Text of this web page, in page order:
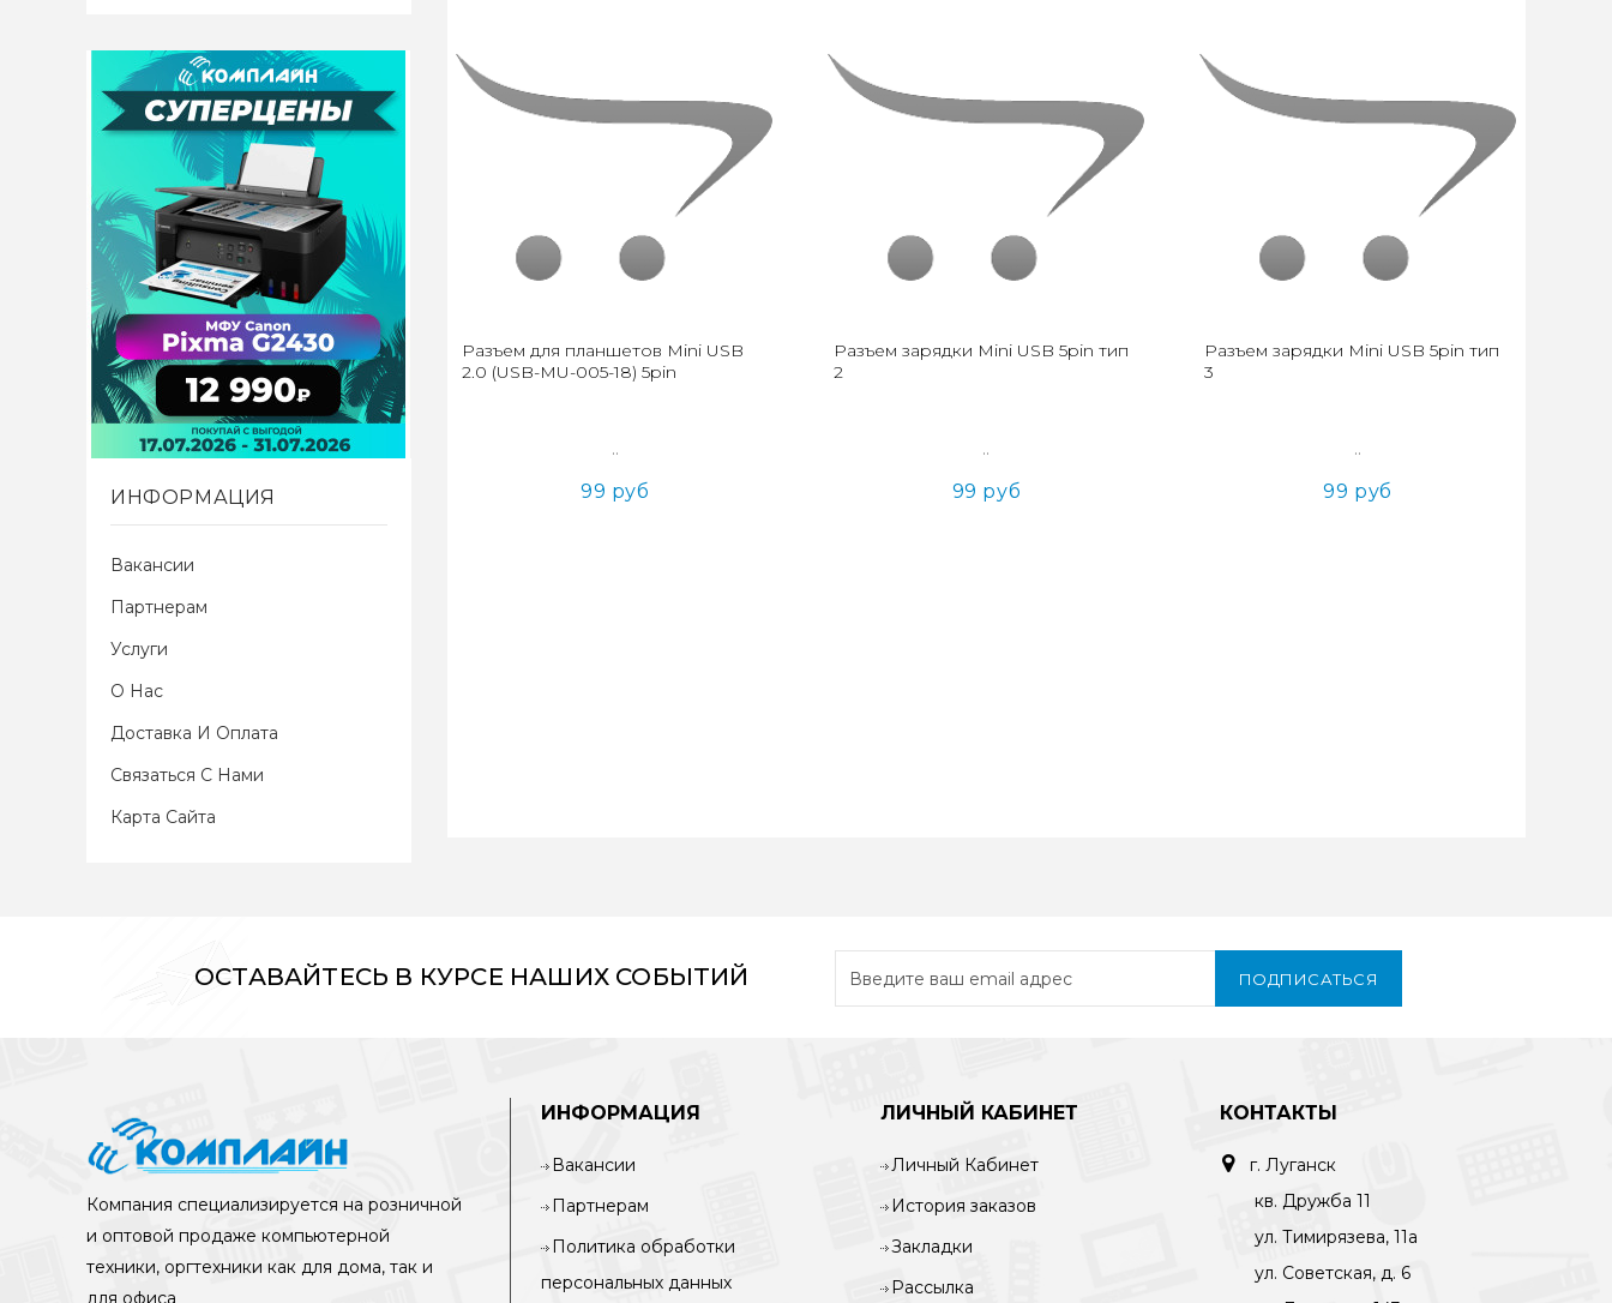
ИНФОРМАЦИЯ
Вакансии
Партнерам
Услуги
О Нас
Доставка И Оплата
Связаться С Нами
Карта Сайта
Разъем для планшетов Mini USB
2.0 (USB-MU-005-18) 5pin
..
99 руб
Разъем зарядки Mini USB 5pin тип
2
..
99 руб
Разъем зарядки Mini USB 5pin тип
3
..
99 руб
ОСТАВАЙТЕСЬ В КУРСЕ НАШИХ СОБЫТИЙ ПОДПИСАТЬСЯ
Компания специализируется на розничной
и оптовой продаже компьютерной
техники, оргтехники как для дома, так и
для офиса
ИНФОРМАЦИЯ
Вакансии
Партнерам
Политика обработки
персональных данных
ЛИЧНЫЙ КАБИНЕТ
Личный Кабинет
История заказов
Закладки
Рассылка
КОНТАКТЫ
г. Луганск
кв. Дружба 11
ул. Тимирязева, 11а
ул. Советская, д. 6